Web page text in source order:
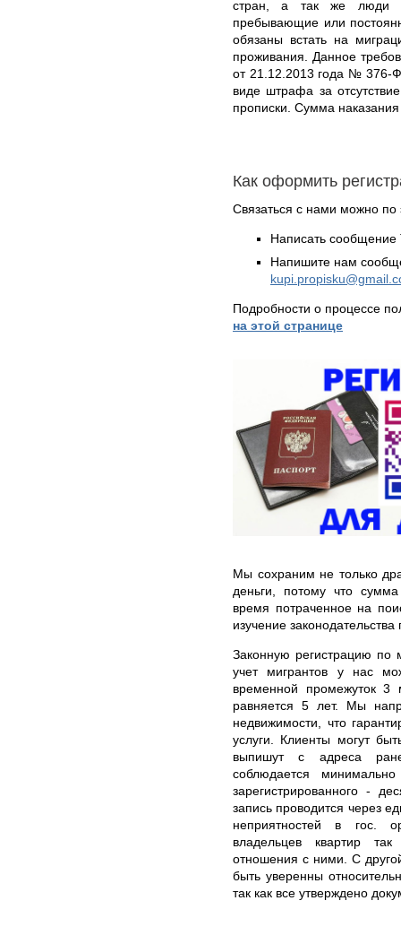
стран, а так же люди
пребывающие или
обязаны встать на
проживания. Данное
от 21.12.2013 года № 376-
виде штрафа за
прописки. Сумма
Как оформить
Связаться с нами можно по
Написать
Напишите нам
Подробности о процессе
на этой странице
Мы сохраним не только
деньги, потому что
время потраченное на
изучение
Законную регистрацию по
учет мигрантов у нас
временной промежуток 3
равняется 5 лет. Мы
недвижимости, что
услуги. Клиенты могут
выпишут с адреса
соблюдается
зарегистрированного -
запись проводится через
неприятностей в гос.
владельцев квартир
отношения с ними. С
быть уверенны
так как все утверждено